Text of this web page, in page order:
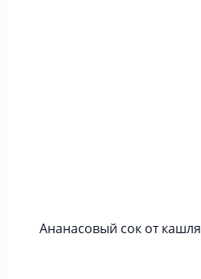
Ананасовый сок от кашля